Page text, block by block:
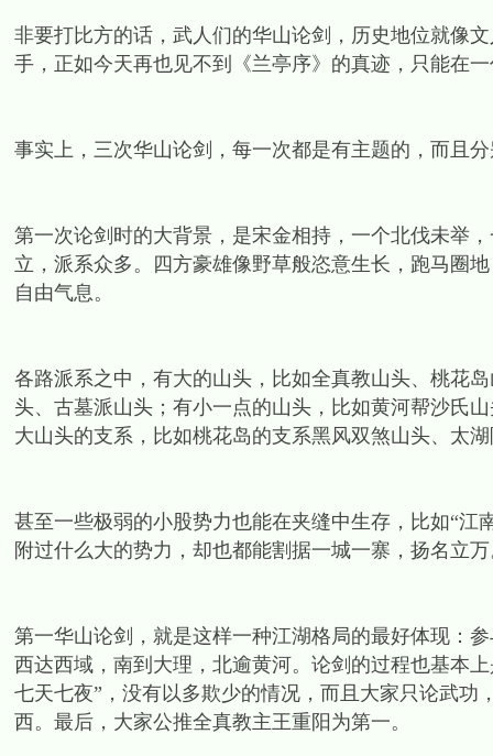
非要打比方的话，武人们的华山论剑，历史地位就像
手，正如今天再也见不到《兰亭序》的真迹，只能在
事实上，三次华山论剑，每一次都是有主题的，而且
第一次论剑时的大背景，是宋金相持，一个北伐未举
立，派系众多。四方豪雄像野草般恣意生长，跑马圈
自由气息。
各路派系之中，有大的山头，比如全真教山头、桃花
头、古墓派山头；有小一点的山头，比如黄河帮沙氏
大山头的支系，比如桃花岛的支系黑风双煞山头、太
甚至一些极弱的小股势力也能在夹缝中生存，比如“
附过什么大的势力，却也都能割据一城一寨，扬名立
第一华山论剑，就是这样一种江湖格局的最好体现：
西达西域，南到大理，北逾黄河。论剑的过程也基本
七天七夜”，没有以多欺少的情况，而且大家只论武
西。最后，大家公推全真教主王重阳为第一。